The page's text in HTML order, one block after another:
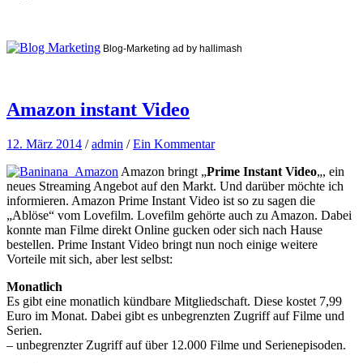
Blog-Marketing ad by hallimash
Amazon instant Video
12. März 2014 /admin /Ein Kommentar
Amazon bringt „Prime Instant Video„, ein
neues Streaming Angebot auf den Markt. Und darüber möchte ich
informieren. Amazon Prime Instant Video ist so zu sagen die
„Ablöse“ vom Lovefilm. Lovefilm gehörte auch zu Amazon. Dabei
konnte man Filme direkt Online gucken oder sich nach Hause
bestellen. Prime Instant Video bringt nun noch einige weitere
Vorteile mit sich, aber lest selbst:
Monatlich
Es gibt eine monatlich kündbare Mitgliedschaft. Diese kostet 7,99
Euro im Monat. Dabei gibt es unbegrenzten Zugriff auf Filme und
Serien.
– unbegrenzter Zugriff auf über 12.000 Filme und Serienepisoden.